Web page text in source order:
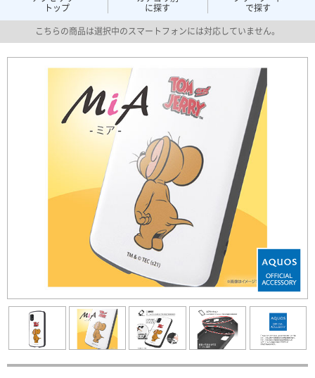
トップ
に探す
で探す
こちらの商品は選択中のスマートフォンには対応していません。